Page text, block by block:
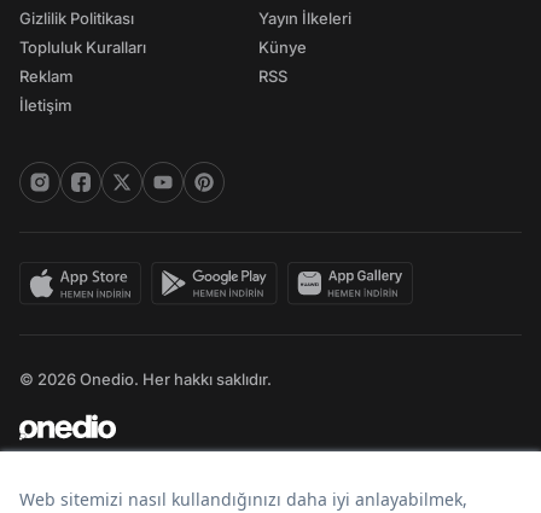
Gizlilik Politikası
Topluluk Kuralları
Reklam
İletişim
Yayın İlkeleri
Künye
RSS
© 2026 Onedio. Her hakkı saklıdır.